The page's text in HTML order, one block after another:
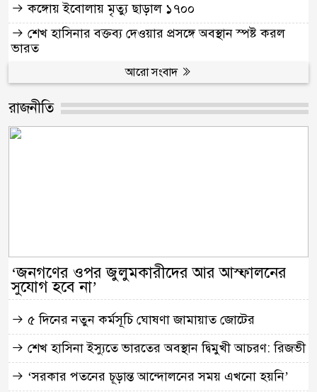
কঙ্গোয় ইবোলায় মৃত্যু ছাড়াল ১৭০০
শেখ হাসিনার বক্তব্য দেওয়ার প্রসঙ্গে অবস্থান স্পষ্ট করল
ভারত
আরো সংবাদ
রাজনীতি
‘জনগণের ওপর জুলুমকারীদের আর আস্ফালনের
সুযোগ হবে না’
৫ দিনের নতুন কর্মসূচি ঘোষণা জামায়াত জোটের
শেখ হাসিনা ইস্যুতে ভারতের অবস্থান দ্বিমুখী আচরণ: রিজভী
‘সরকার পতনের চূড়ান্ত আন্দোলনের সময় এখনো হয়নি’